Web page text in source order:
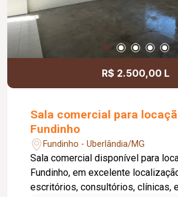
da área da sala, conforme a
locatário. Entre em contato para
informações e agende uma visita.
R$ 2.500,00 L
Sala comercial para
Fundinho
Fundinho - Uberlândia/MG
Sala comercial disponível para
Fundinho, em excelente
escritórios, consultórios, clínicas,